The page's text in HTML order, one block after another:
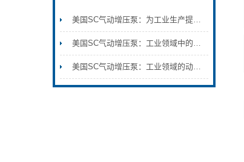
美国SC气动增压泵：为工业生产提供可靠的压力支持
美国SC气动增压泵：工业领域中的高效压力解决方案
美国SC气动增压泵：工业领域的动力新星